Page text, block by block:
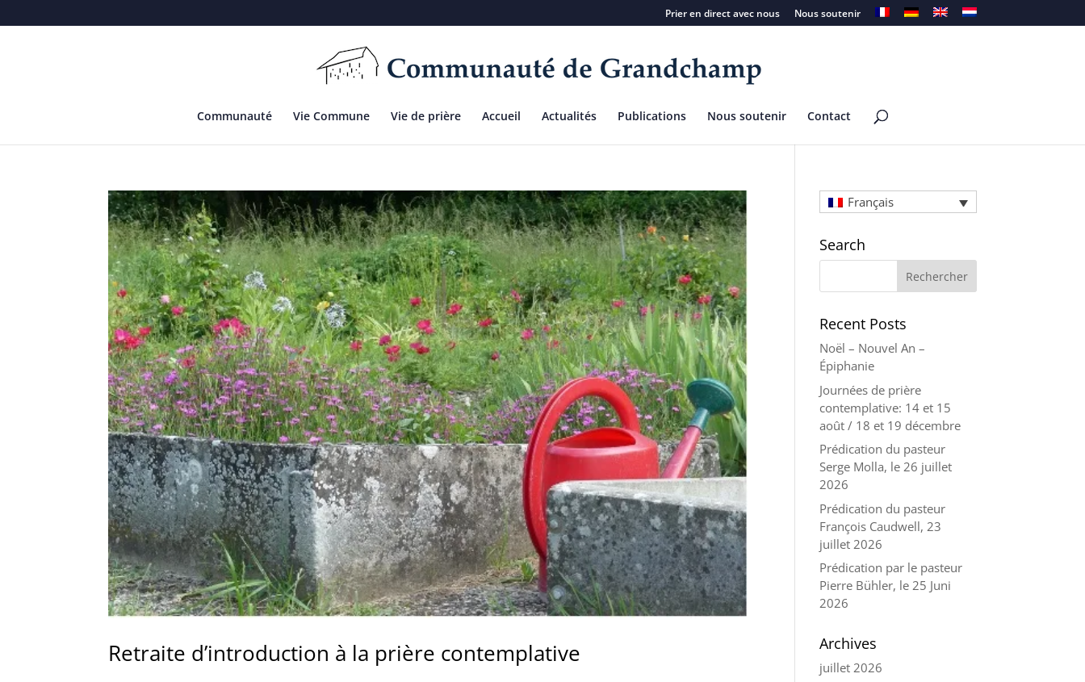
Prier en direct avec nous Nous soutenir
Communauté Vie Commune Vie de prière Accueil Actualités Publications Nous soutenir Contact
Retraite d’introduction à la prière contemplative
Français
Search
Recent Posts
Noël – Nouvel An –
Épiphanie
Journées de prière
contemplative: 14 et 15
août / 18 et 19 décembre
Prédication du pasteur
Serge Molla, le 26 juillet
2026
Prédication du pasteur
François Caudwell, 23
juillet 2026
Prédication par le pasteur
Pierre Bühler, le 25 Juni
2026
Archives
juillet 2026